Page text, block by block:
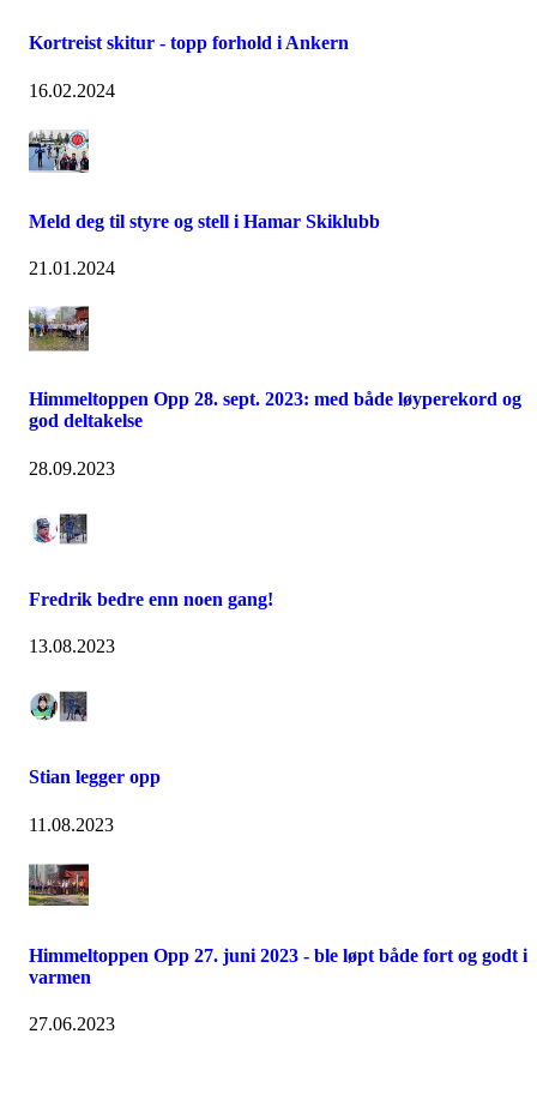
Kortreist skitur - topp forhold i Ankern
16.02.2024
Meld deg til styre og stell i Hamar Skiklubb
21.01.2024
Himmeltoppen Opp 28. sept. 2023: med både løyperekord og
god deltakelse
28.09.2023
Fredrik bedre enn noen gang!
13.08.2023
Stian legger opp
11.08.2023
Himmeltoppen Opp 27. juni 2023 - ble løpt både fort og godt i
varmen
27.06.2023